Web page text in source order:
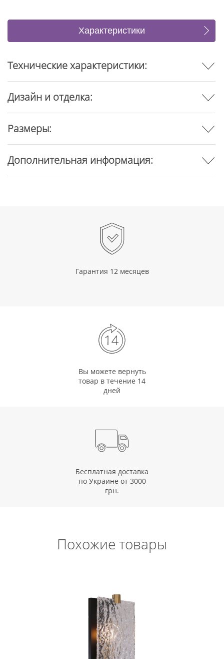
Характеристики
Коллекция (2)
Отзывы
Технические характеристики:
Дизайн и отделка:
Размеры:
Дополнительная информация:
Гарантия 12 месяцев
Вы можете вернуть
товар в течение 14
дней
Бесплатная доставка
по Украине от 3000
грн.
Похожие товары